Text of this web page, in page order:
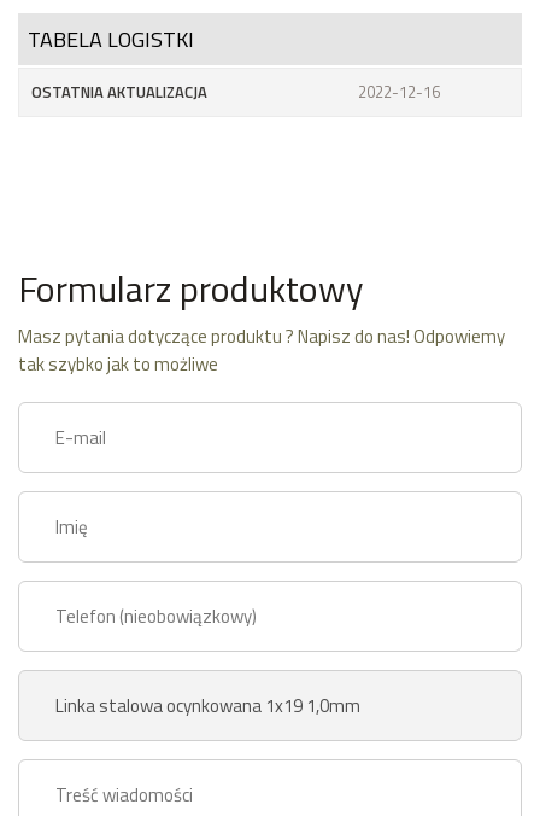
TABELA LOGISTKI
OSTATNIA AKTUALIZACJA 2022-12-16
Formularz produktowy
Masz pytania dotyczące produktu ? Napisz do nas! Odpowiemy
tak szybko jak to możliwe